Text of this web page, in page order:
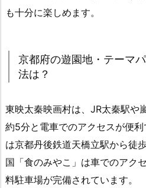
も十分に楽しめます。
京都府の遊園地・テーマ
法は？
東映太秦映画村は、JR太秦駅や
約5分と電車でのアクセスが便
は京都丹後鉄道天橋立駅から徒
国「食のみやこ」は車でのアク
料駐車場が完備されています。